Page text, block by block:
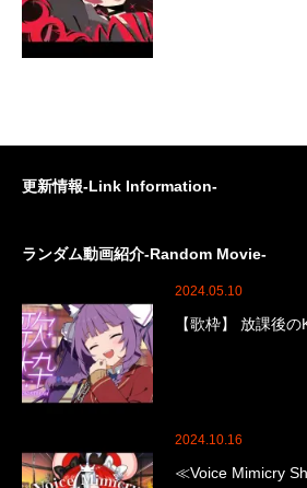
更新情報-Link Information-
ランダム動画紹介-Random Movie-
2024.05.10
【歌枠】 放課後
2024.10.16
≪Voice Mimicry